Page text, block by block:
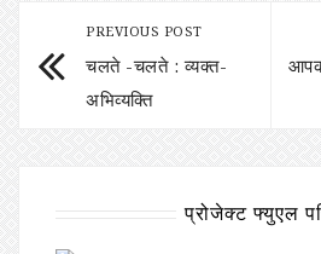
PREVIOUS POST
चलते -चलते : व्यक्त-
अभिव्यक्ति
प्रोजेक्ट फ्युएल